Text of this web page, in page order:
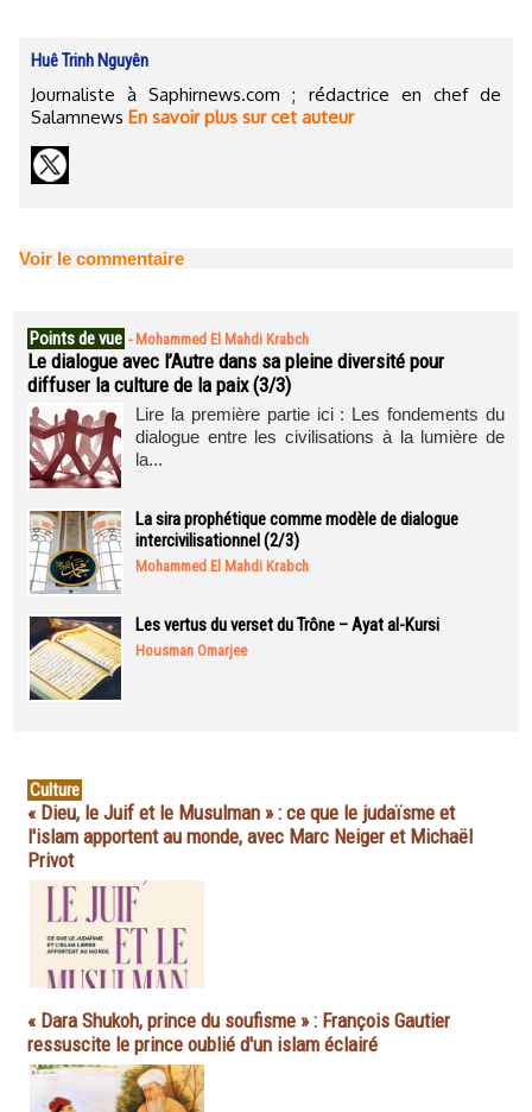
Huê Trinh Nguyên
Journaliste à Saphirnews.com ; rédactrice en chef de
Salamnews En savoir plus sur cet auteur
Voir le commentaire
Points de vue - Mohammed El Mahdi Krabch
Le dialogue avec l’Autre dans sa pleine diversité pour
diffuser la culture de la paix (3/3)
Lire la première partie ici : Les fondements du
dialogue entre les civilisations à la lumière de
la...
La sira prophétique comme modèle de dialogue
intercivilisationnel (2/3)
Mohammed El Mahdi Krabch
Les vertus du verset du Trône – Ayat al-Kursi
Housman Omarjee
Culture
« Dieu, le Juif et le Musulman » : ce que le judaïsme et
l'islam apportent au monde, avec Marc Neiger et Michaël
Privot
« Dara Shukoh, prince du soufisme » : François Gautier
ressuscite le prince oublié d'un islam éclairé